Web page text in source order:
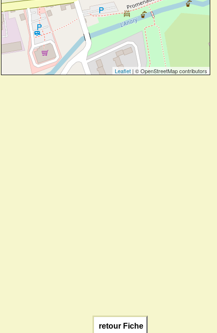
Leaflet | © OpenStreetMap contributors
retour Fiche